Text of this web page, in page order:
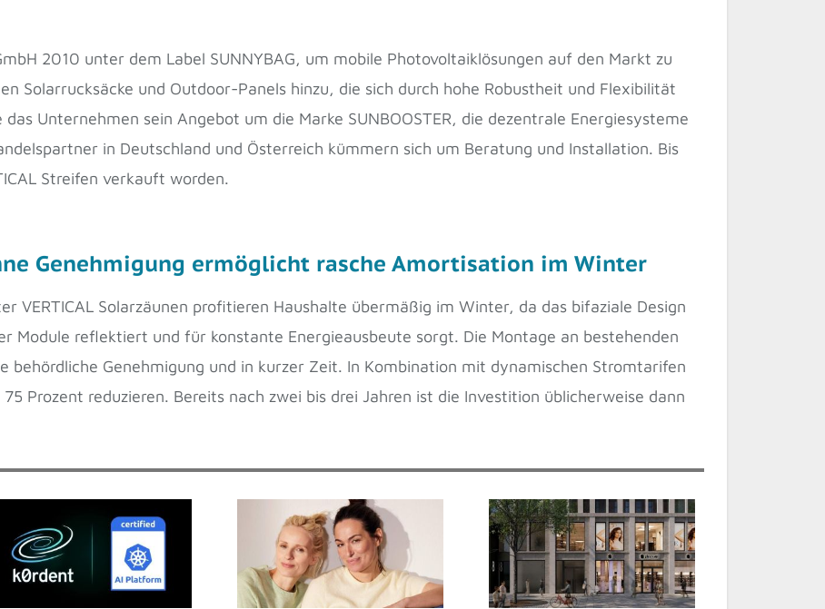
2010 unter dem Label SUNNYBAG, um mobile Photovoltaiklösungen auf den Markt zu
Solarrucksäcke und Outdoor-Panels hinzu, die sich durch hohe Robustheit und Flexibilität
Unternehmen sein Angebot um die Marke SUNBOOSTER, die dezentrale Energiesysteme
in Deutschland und Österreich kümmern sich um Beratung und Installation. Bis
Streifen verkauft worden.
Genehmigung ermöglicht rasche Amortisation im Winter
VERTICAL Solarzäunen profitieren Haushalte übermäßig im Winter, da das bifaziale Design
Module reflektiert und für konstante Energieausbeute sorgt. Die Montage an bestehenden
behördliche Genehmigung und in kurzer Zeit. In Kombination mit dynamischen Stromtarifen
Prozent reduzieren. Bereits nach zwei bis drei Jahren ist die Investition üblicherweise dann